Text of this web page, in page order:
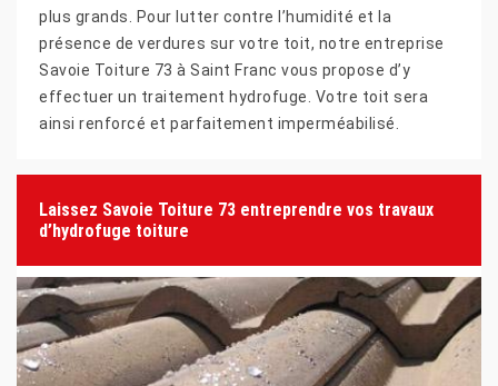
plus grands. Pour lutter contre l’humidité et la
présence de verdures sur votre toit, notre entreprise
Savoie Toiture 73 à Saint Franc vous propose d’y
effectuer un traitement hydrofuge. Votre toit sera
ainsi renforcé et parfaitement imperméabilisé.
Laissez Savoie Toiture 73 entreprendre vos travaux
d’hydrofuge toiture